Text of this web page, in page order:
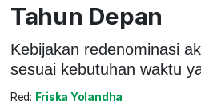
Tahun Depan
Kebijakan redenominasi
sesuai kebutuhan waktu
Red: Friska Yolandha